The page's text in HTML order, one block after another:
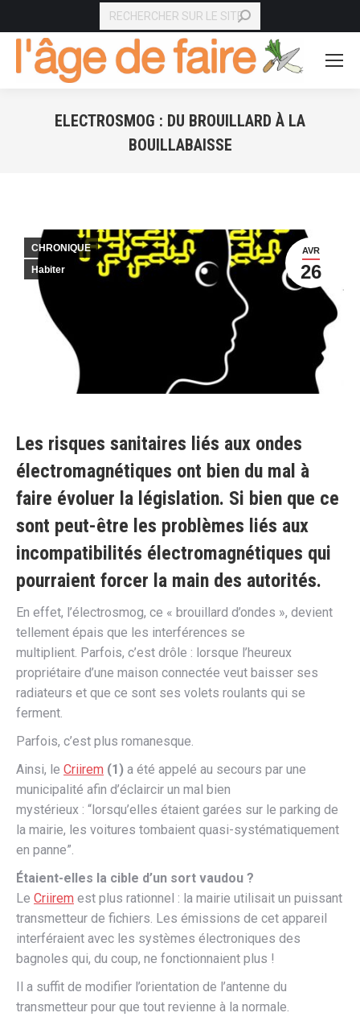
RECHERCHE
ELECTROSMOG : DU BROUILLARD À LA
BOUILLABAISSE
AVR
26
CHRONIQUE
Habiter
Les risques sanitaires liés aux ondes
électromagnétiques ont bien du mal à
faire évoluer la législation. Si bien que ce
sont peut-être les problèmes liés aux
incompatibilités électromagnétiques qui
pourraient forcer la main des autorités.
En effet, l’électrosmog, ce « brouillard d’ondes », devient
tellement épais que les interférences se
multiplient. Parfois, c’est drôle : lorsque l’heureux
propriétaire d’une maison connectée veut baisser ses
radiateurs et que ce sont ses volets roulants qui se
ferment.
Parfois, c’est plus romanesque.
Ainsi, le Criirem (1) a été appelé au secours par une
municipalité afin d’éclaircir un mal bien
mystérieux : “lorsqu’elles étaient garées sur le parking de
la mairie, les voitures tombaient quasi-systématiquement
en panne”.
Étaient-elles la cible d’un sort vaudou ?
Le Criirem est plus rationnel : la mairie utilisait un puissant
transmetteur de fichiers. Les émissions de cet appareil
interféraient avec les systèmes électroniques des
bagnoles qui, du coup, ne fonctionnaient plus !
Il a suffit de modifier l’orientation de l’antenne du
transmetteur pour que tout revienne à la normale.